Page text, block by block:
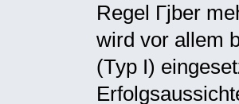
Regel Гјber
wird vor allem
(Typ I)